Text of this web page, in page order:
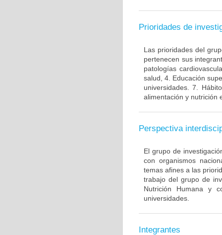
Prioridades de
Las prioridades del
pertenecen sus
patologías
salud, 4. Educación
universidades. 7.
alimentación y nutrición
Perspectiva
El grupo de
con organismos
temas afines a las
trabajo del grupo de
Nutrición Humana y
universidades.
Integrantes